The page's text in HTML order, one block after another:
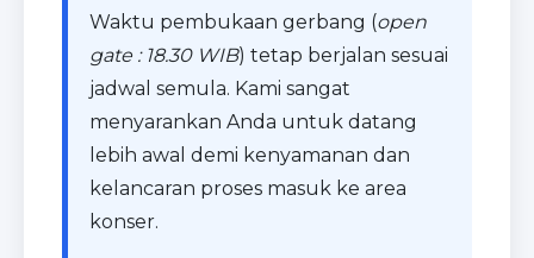
Waktu pembukaan gerbang (open
gate : 18.30 WIB) tetap berjalan sesuai
jadwal semula. Kami sangat
menyarankan Anda untuk datang
lebih awal demi kenyamanan dan
kelancaran proses masuk ke area
konser.